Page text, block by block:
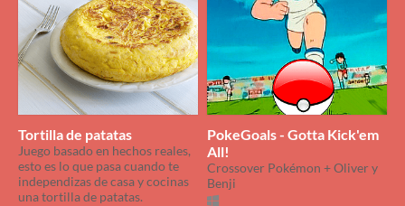
Tortilla de patatas
Juego basado en hechos reales,
esto es lo que pasa cuando te
independizas de casa y cocinas
una tortilla de patatas.​
PokeGoals - Gotta Kick'em
All!
Crossover Pokémon + Oliver y
Benji